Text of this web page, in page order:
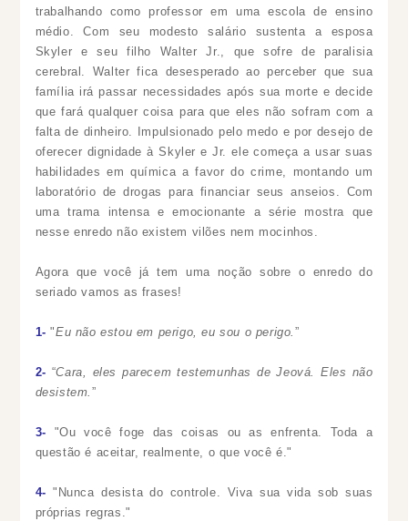
trabalhando como professor em uma escola de ensino
médio. Com seu modesto salário sustenta a esposa
Skyler e seu filho Walter Jr., que sofre de paralisia
cerebral. Walter fica desesperado ao perceber que sua
família irá passar necessidades após sua morte e decide
que fará qualquer coisa para que eles não sofram com a
falta de dinheiro. Impulsionado pelo medo e por desejo de
oferecer dignidade à Skyler e Jr. ele começa a usar suas
habilidades em química a favor do crime, montando um
laboratório de drogas para financiar seus anseios. Com
uma trama intensa e emocionante a série mostra que
nesse enredo não existem vilões nem mocinhos.
Agora que você já tem uma noção sobre o enredo do
seriado vamos as frases!
1-"Eu não estou em perigo, eu sou o perigo. ”
2- “Cara, eles parecem testemunhas de Jeová. Eles não
desistem. ”
3- "Ou você foge das coisas ou as enfrenta. Toda a
questão é aceitar, realmente, o que você é."
4-" Nunca desista do controle. Viva sua vida sob suas
próprias regras."